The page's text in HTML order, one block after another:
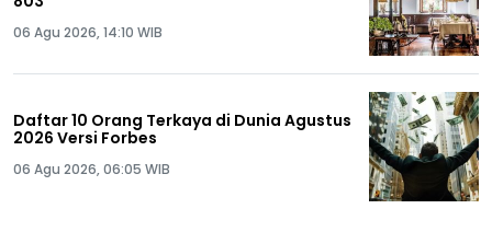
06 Agu 2026, 14:10 WIB
Daftar 10 Orang Terkaya di Dunia Agustus
2026 Versi Forbes
06 Agu 2026, 06:05 WIB